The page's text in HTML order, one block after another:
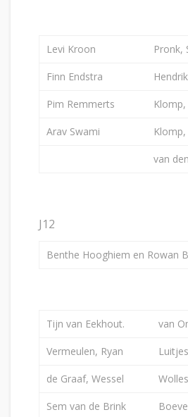
Levi Kroon Pronk,
Finn Endstra
Pim Remmerts Klomp,
Arav Swami
van
J12
Benthe Hooghiem en Rowan
Tijn van Eekhout. van
Vermeulen, Ryan
de Graaf, Wessel
Sem van de Brink